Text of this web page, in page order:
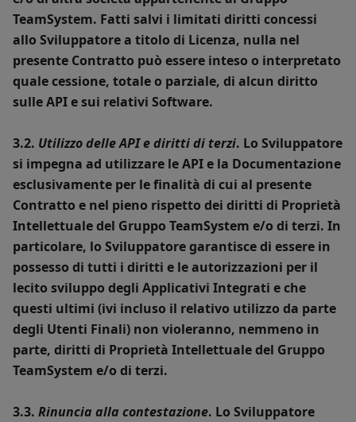
TeamSystem. Fatti salvi i limitati diritti concessi
allo Sviluppatore a titolo di Licenza, nulla nel
presente Contratto può essere inteso o interpretato
quale cessione, totale o parziale, di alcun diritto
sulle API e sui relativi Software.
3.2. Utilizzo delle API e diritti di terzi. Lo Sviluppatore
si impegna ad utilizzare le API e la Documentazione
esclusivamente per le finalità di cui al presente
Contratto e nel pieno rispetto dei diritti di Proprietà
Intellettuale del Gruppo TeamSystem e/o di terzi. In
particolare, lo Sviluppatore garantisce di essere in
possesso di tutti i diritti e le autorizzazioni per il
lecito sviluppo degli Applicativi Integrati e che
questi ultimi (ivi incluso il relativo utilizzo da parte
degli Utenti Finali) non violeranno, nemmeno in
parte, diritti di Proprietà Intellettuale del Gruppo
TeamSystem e/o di terzi.
3.3. Rinuncia alla contestazione. Lo Sviluppatore